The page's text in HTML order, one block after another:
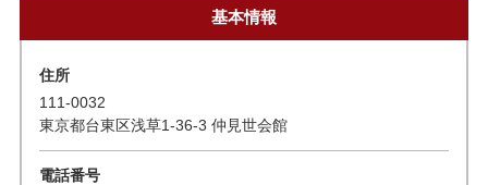
基本情報
住所
111-0032
東京都台東区浅草1-36-3 仲見世会館
電話番号